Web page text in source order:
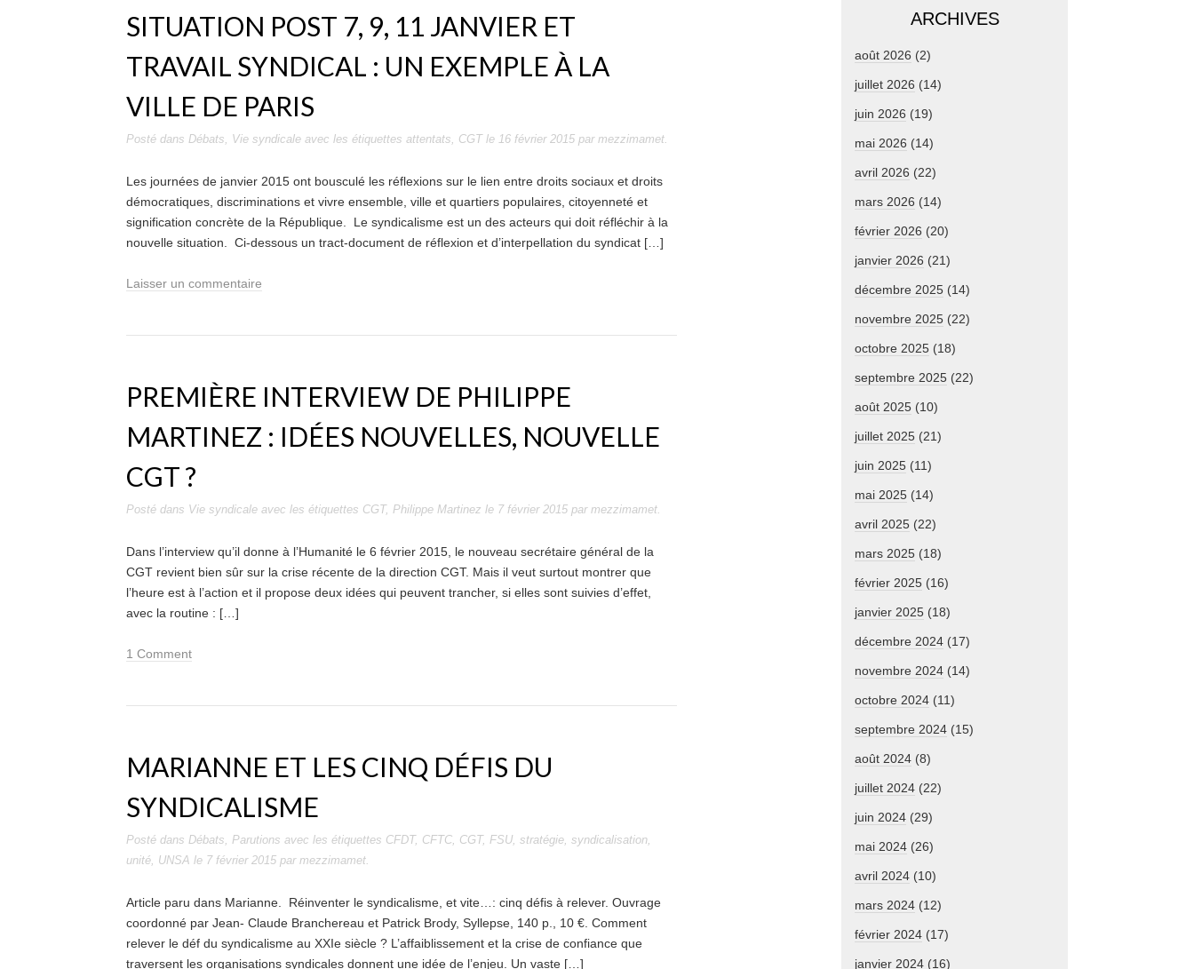
SITUATION POST 7, 9, 11 JANVIER ET
TRAVAIL SYNDICAL : UN EXEMPLE À LA
VILLE DE PARIS
Posté dans Débats, Vie syndicale avec les étiquettes attentats, CGTle 16 février 2015 par mezzimamet.
Les journées de janvier 2015 ont bousculé les réflexions sur le lien entre droits sociaux et droits
démocratiques, discriminations et vivre ensemble, ville et quartiers populaires, citoyenneté et
signification concrète de la République. Le syndicalisme est un des acteurs qui doit réfléchir à la
nouvelle situation. Ci-dessous un tract-document de réflexion et d’interpellation du syndicat […]
Laisser un commentaire
PREMIÈRE INTERVIEW DE PHILIPPE
MARTINEZ : IDÉES NOUVELLES, NOUVELLE
CGT ?
Posté dans Vie syndicale avec les étiquettes CGT, Philippe Martinez le 7 février 2015 par mezzimamet.
Dans l’interview qu’il donne à l’Humanité le 6 février 2015, le nouveau secrétaire général de la
CGT revient bien sûr sur la crise récente de la direction CGT. Mais il veut surtout montrer que
l’heure est à l’action et il propose deux idées qui peuvent trancher, si elles sont suivies d’effet,
avec la routine : […]
1 Comment
MARIANNE ET LES CINQ DÉFIS DU
SYNDICALISME
Posté dans Débats, Parutions avec les étiquettes CFDT, CFTC, CGT, FSU, stratégie, syndicalisation,
unité, UNSA le 7 février 2015 par mezzimamet.
Article paru dans Marianne. Réinventer le syndicalisme, et vite…: cinq défis à relever. Ouvrage
coordonné par Jean- Claude Branchereau et Patrick Brody, Syllepse, 140 p., 10 €. Comment
relever le déf du syndicalisme au XXIe siècle ? L’affaiblissement et la crise de confiance que
traversent les organisations syndicales donnent une idée de l’enjeu. Un vaste […]
ARCHIVES
août 2026 (2)
juillet 2026 (14)
juin 2026 (19)
mai 2026 (14)
avril 2026 (22)
mars 2026 (14)
février 2026 (20)
janvier 2026 (21)
décembre 2025 (14)
novembre 2025 (22)
octobre 2025 (18)
septembre 2025 (22)
août 2025 (10)
juillet 2025 (21)
juin 2025 (11)
mai 2025 (14)
avril 2025 (22)
mars 2025 (18)
février 2025 (16)
janvier 2025 (18)
décembre 2024 (17)
novembre 2024 (14)
octobre 2024 (11)
septembre 2024 (15)
août 2024 (8)
juillet 2024 (22)
juin 2024 (29)
mai 2024 (26)
avril 2024 (10)
mars 2024 (12)
février 2024 (17)
janvier 2024 (16)